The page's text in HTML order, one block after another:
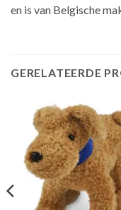
en is van Belgische
GERELATEERDE